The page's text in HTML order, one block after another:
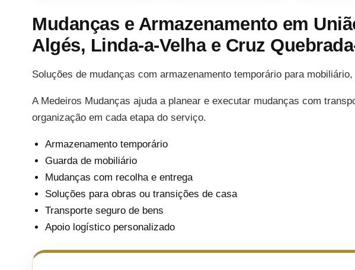
Mudanças e Armazenamento em
Algés, Linda-a-Velha e Cruz
Soluções de mudanças com armazenamento temporário para
A Medeiros Mudanças ajuda a planear e executar mudanças com
organização em cada etapa do serviço.
Armazenamento temporário
Guarda de mobiliário
Mudanças com recolha e entrega
Soluções para obras ou transições de casa
Transporte seguro de bens
Apoio logístico personalizado